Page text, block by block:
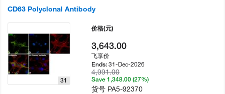
CD63 Polyclonal Antibody
31
价格(元)
3,643.00
飞享价
Ends:31-Dec-2026
4,991.00
Save 1,348.00 (27%)
货号 PA5-92370